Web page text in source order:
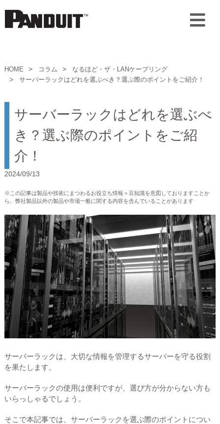
HOME コラム
なるほど・ザ・LANケーブリング
サーバーラックはどれを選ぶべき？選ぶ際のポイントをご紹介！
サーバーラックはどれを選ぶべ
き？選ぶ際のポイントをご紹
介！
2024/09/13
※この記事は製品や技術にまつわるお役立ち情報＝豆知識を意図しておりますことか
ら、弊社製品以外の製品や市場一般に関する内容を含んでいることがあります
サーバーラックは、大切な情報を管理するサーバーを守る役割
を果たします。
サーバーラックの使用は便利ですが、選び方が分からない方も
いらっしゃるでしょう。
そこで本記事では、サーバーラックを選ぶ際のポイントについ